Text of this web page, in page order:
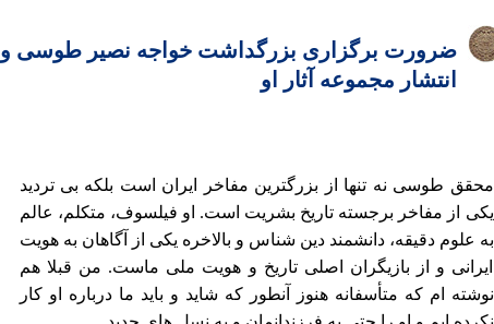
ضرورت برگزاری بزرگداشت خواجه نصير طوسی و
انتشار مجموعه آثار او
محقق طوسی نه تنها از بزرگترين مفاخر ايران است بلکه بی ترديد
يکی از مفاخر برجسته تاريخ بشريت است. او فيلسوف، متکلم، عالم
به علوم دقيقه، دانشمند دين شناس و بالاخره يکی از آگاهان به هويت
ايرانی و از بازيگران اصلی تاريخ و هويت ملی ماست. من قبلا هم
نوشته ام که متأسفانه هنوز آنطور که شايد و بايد ما درباره او کار